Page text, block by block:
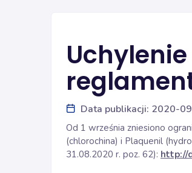
Data publikacji: 2020-
Od 1 września zniesiono
(chlorochina) i Plaquenil
31.08.2020 r. poz. 62): http://